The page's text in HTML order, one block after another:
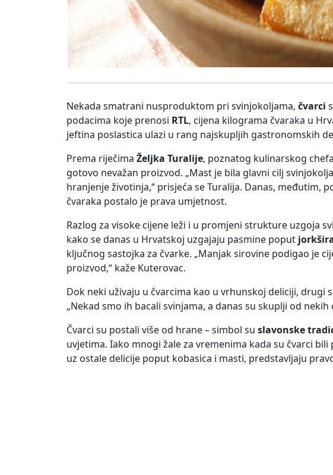
Nekada smatrani nusproduktom pri svinjokoljama, čvarci
podacima koje prenosi RTL, cijena kilograma čvaraka u
jeftina poslastica ulazi u rang najskupljih gastronomskih
Prema riječima Željka Turalije, poznatog kulinarskog
gotovo nevažan proizvod. „Mast je bila glavni cilj
hranjenje životinja,“ prisjeća se Turalija. Danas, međutim,
čvaraka postalo je prava umjetnost.
Razlog za visoke cijene leži i u promjeni strukture uzgoja
kako se danas u Hrvatskoj uzgajaju pasmine poput
ključnog sastojka za čvarke. „Manjak sirovine podigao je
proizvod,“ kaže Kuterovac.
Dok neki uživaju u čvarcima kao u vrhunskoj deliciji,
„Nekad smo ih bacali svinjama, a danas su skuplji od
Čvarci su postali više od hrane – simbol su slavonske
uvjetima. Iako mnogi žale za vremenima kada su čvarci
uz ostale delicije poput kobasica i masti, predstavljaju